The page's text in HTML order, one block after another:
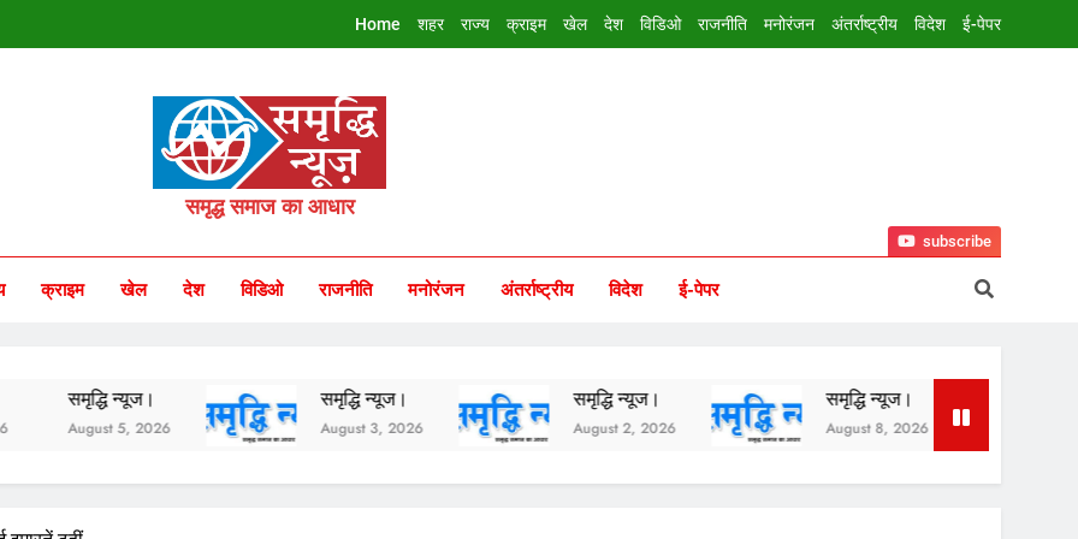
Home शहर राज्य क्राइम खेल देश विडिओ राजनीति मनोरंजन अंतर्राष्ट्रीय विदेश ई-पेपर
Samachar
समृद्ध समाज का आधार
क्राइम खेल देश विडिओ राजनीति मनोरंजन अंतर्राष्ट्रीय विदेश ई-पेपर
subscribe
समृद्धि न्यूज।
5, 2026
समृद्धि न्यूज।
August 3, 2026
समृद्धि न्यूज।
August 2, 2026
समृद्धि न्यूज।
August 8, 2026